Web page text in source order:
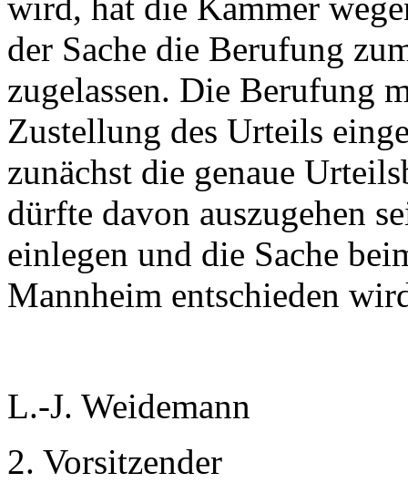
wird, hat die Kammer
der Sache die Berufung
zugelassen. Die Berufung
Zustellung des Urteils
zunächst die genaue
dürfte davon auszugehen
einlegen und die Sache
Mannheim entschieden
L.-J. Weidemann
2. Vorsitzender